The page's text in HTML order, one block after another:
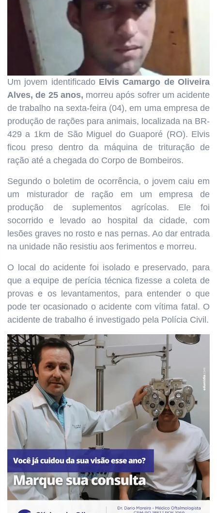
Um jovem identificado Elvis Camargo de Oliveira
Alves, de 25 anos, morreu após sofrer um acidente
de trabalho na sexta-feira (04), em uma empresa de
produção de rações para animais, localizada na BR-
429 a 1km de São Miguel do Guaporé (RO). Elvis
ficou preso dentro da máquina de trituração de
ração até a chegada do Corpo de Bombeiros.
Segundo o boletim de ocorrência, o jovem caiu em
um misturador de ração em um empresa de
produção de suplementos agrícolas. Ele foi
socorrido e levado ao hospital da cidade, com
lesões graves no rosto e nas pernas. Ao dar entrada
na unidade não resistiu aos ferimentos e morreu.
O local do acidente foi isolado e preservado, para
que a equipe de perícia técnica fizesse a coleta de
provas e os levantamentos, para entender o que
pode ter ocasionado o acidente com vítima fatal. O
acidente de trabalho é investigado pela Polícia Civil.